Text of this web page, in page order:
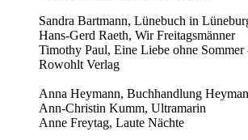
Sandra Bartmann, Lünebuch in
Hans-Gerd Raeth, Wir Freitagsmänner
Timothy Paul, Eine Liebe ohne Sommer
Rowohlt Verlag
Anna Heymann, Buchhandlung
Ann-Christin Kumm, Ultramarin
Anne Freytag, Laute Nächte